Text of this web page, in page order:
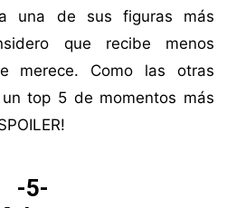
una de sus figuras más
que recibe menos
merece. Como las otras
top 5 de momentos más
-5-